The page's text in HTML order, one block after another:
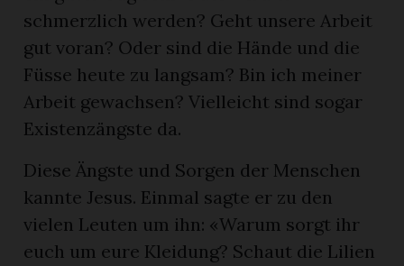
schmerzlich werden? Geht unsere Arbeit
gut voran? Oder sind die Hände und die
Füsse heute zu langsam? Bin ich meiner
Arbeit gewachsen? Vielleicht sind sogar
Existenzängste da.
Diese Ängste und Sorgen der Menschen
kannte Jesus. Einmal sagte er zu den
vielen Leuten um ihn: «Warum sorgt ihr
euch um eure Kleidung? Schaut die Lilien